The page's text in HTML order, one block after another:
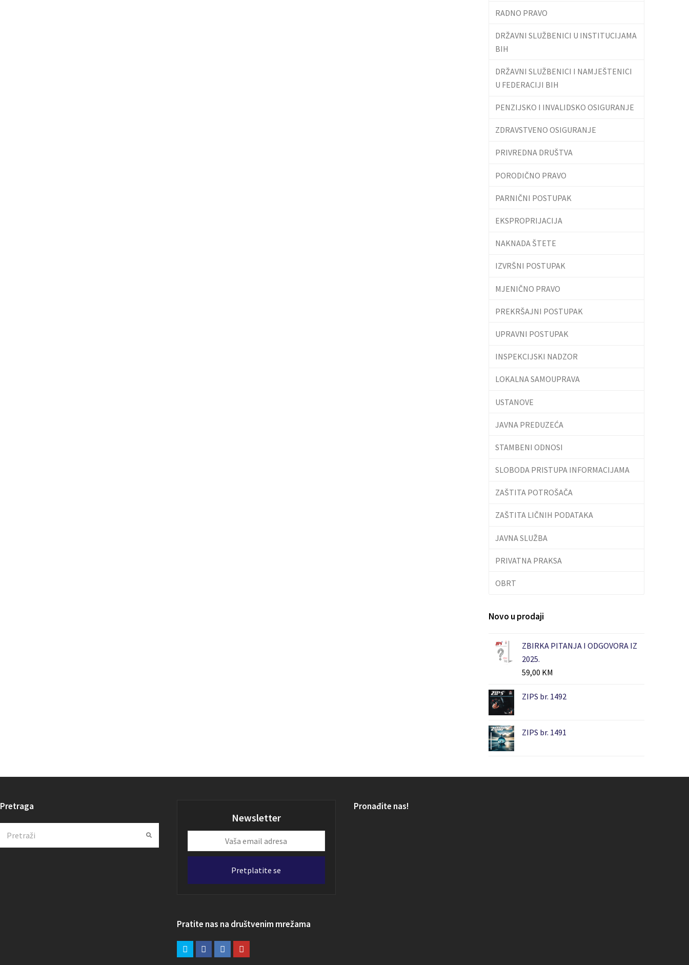
RADNO PRAVO
DRŽAVNI SLUŽBENICI U INSTITUCIJAMA
BIH
DRŽAVNI SLUŽBENICI I NAMJEŠTENICI
U FEDERACIJI BIH
PENZIJSKO I INVALIDSKO OSIGURANJE
ZDRAVSTVENO OSIGURANJE
PRIVREDNA DRUŠTVA
PORODIČNO PRAVO
PARNIČNI POSTUPAK
EKSPROPRIJACIJA
NAKNADA ŠTETE
IZVRŠNI POSTUPAK
MJENIČNO PRAVO
PREKRŠAJNI POSTUPAK
UPRAVNI POSTUPAK
INSPEKCIJSKI NADZOR
LOKALNA SAMOUPRAVA
USTANOVE
JAVNA PREDUZEĆA
STAMBENI ODNOSI
SLOBODA PRISTUPA INFORMACIJAMA
ZAŠTITA POTROŠAČA
ZAŠTITA LIČNIH PODATAKA
JAVNA SLUŽBA
PRIVATNA PRAKSA
OBRT
Novo u prodaji
ZBIRKA PITANJA I ODGOVORA IZ
2025.
59,00 KM
ZIPS br. 1492
ZIPS br. 1491
Pretraga
Submit
Newsletter
email
Pretplatite se
Pratite nas na društvenim mrežama
Pronađite nas!